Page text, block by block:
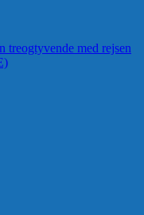
treogtyvende med rejsen